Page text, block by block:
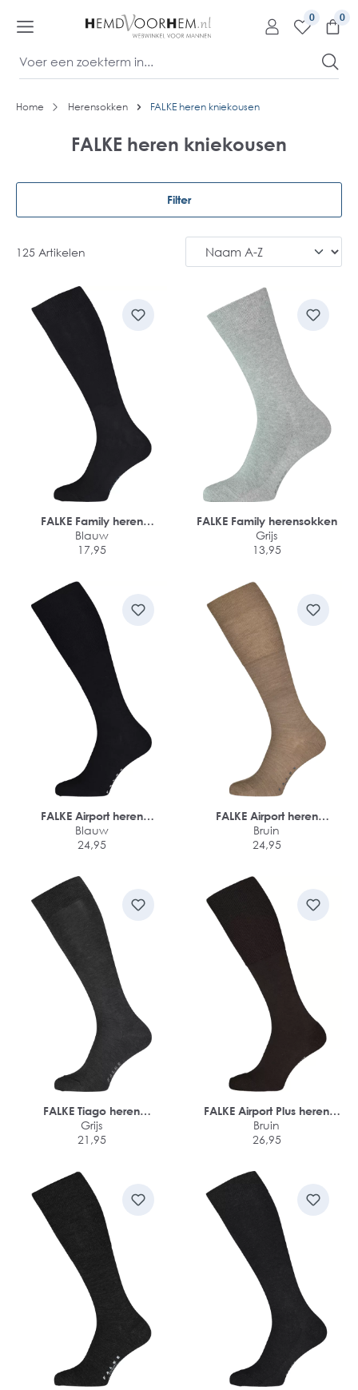
0
Home Herensokken FALKE heren kniekousen
FALKE heren kniekousen
Filter
125 Artikelen
FALKE Family heren
kniekousen
Blauw
17,95
FALKE Family herensokken
Grijs
13,95
FALKE Airport heren
kniekousen
Blauw
24,95
FALKE Airport heren
kniekousen
Bruin
24,95
FALKE Tiago heren
kniekousen
Grijs
21,95
FALKE Airport Plus heren
kniekousen
Bruin
26,95